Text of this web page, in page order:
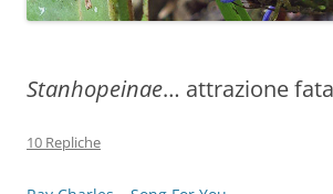
Stanhopeinae… attrazione
10 Repliche